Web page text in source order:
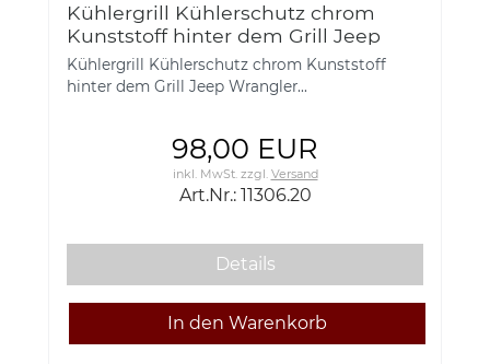
Kühlergrill Kühlerschutz chrom
Kunststoff hinter dem Grill Jeep
Wrangler JK 07- Rugged Ridge
11306.20
Kühlergrill Kühlerschutz chrom Kunststoff
hinter dem Grill Jeep Wrangler...
98,00 EUR
inkl. MwSt.zzgl. Versand
Art.Nr.: 11306.20
Details